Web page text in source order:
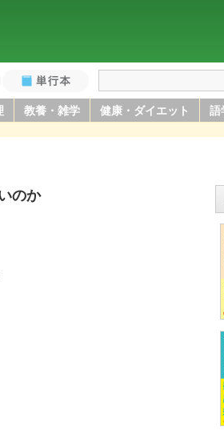
単行本
教養・雑学 健康・ダイエット 語
のか